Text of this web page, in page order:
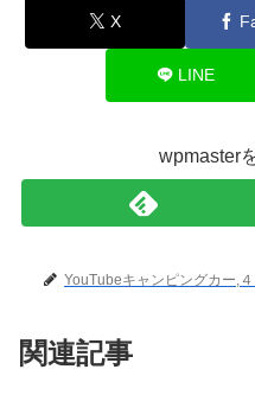
X
LINE
wpmaster
YouTubeキャンピングカー,
関連記事